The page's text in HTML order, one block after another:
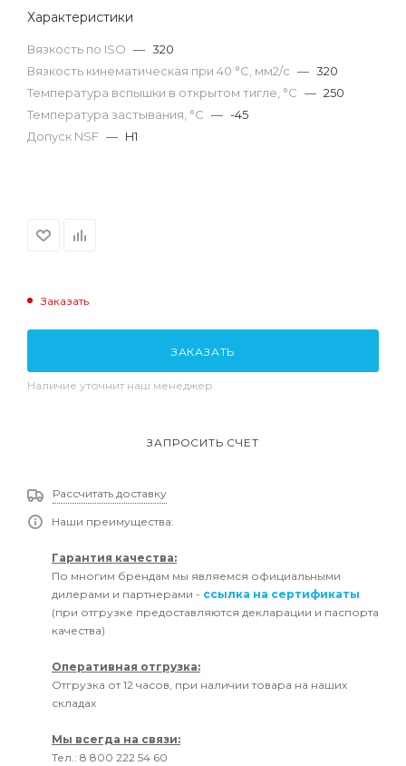
Характеристики
Вязкость по ISO — 320
Вязкость кинематическая при 40 °С, мм2/с — 320
Температура вспышки в открытом тигле, °С — 250
Температура застывания, °С — -45
Допуск NSF — H1
Заказать
ЗАКАЗАТЬ
Наличие уточнит наш менеджер
ЗАПРОСИТЬ СЧЕТ
Рассчитать доставку
Наши преимущества:
Гарантия качества:
По многим брендам мы являемся официальными
дилерами и партнерами - ссылка на сертификаты
(при отгрузке предоставляются декларации и паспорта
качества)
Оперативная отгрузка:
Отгрузка от 12 часов, при наличии товара на наших
складах
Мы всегда на связи:
Тел.: 8 800 222 54 60